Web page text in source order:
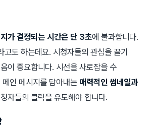
가 결정되는 시간은 단 3초에 불과합니다.
고도 하는데요. 시청자들의 관심을 끌기
이 중요합니다. 시선을 사로잡을 수
인 메시지를 담아내는 매력적인 썸네일과
자들의 클릭을 유도해야 합니다.